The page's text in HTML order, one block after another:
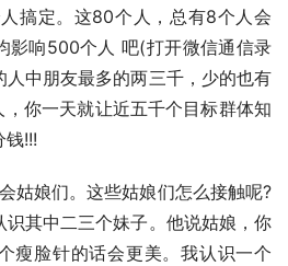
搞定。这80个人，总有8个人会
影响500个人 吧(打开微信通信录
中朋友最多的两三千，少的也有
你一天就让近五千个目标群体知
钱!!!
其中二三个妹子。他说姑娘，你
瘦脸针的话会更美。我认识一个